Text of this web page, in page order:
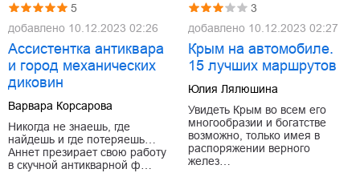
5
добавлено 10.12.2023 02:26
Ассистентка антиквара
и город механических
диковин
Варвара Корсарова
Никогда не знаешь, где
найдешь и где потеряешь…
Аннет презирает свою работу
в скучной антикварной ф…
3
добавлено 10.12.2023 02:27
Крым на автомобиле.
15 лучших маршрутов
Юлия Лялюшина
Увидеть Крым во всем его
многообразии и богатстве
возможно, только имея в
распоряжении верного
желез…